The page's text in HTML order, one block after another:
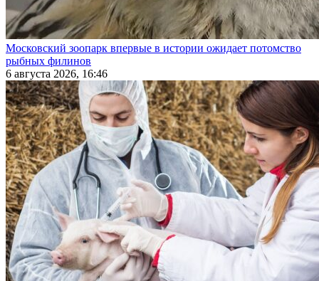
Московский зоопарк впервые в истории ожидает потомство
рыбных филинов
6 августа 2026, 16:46